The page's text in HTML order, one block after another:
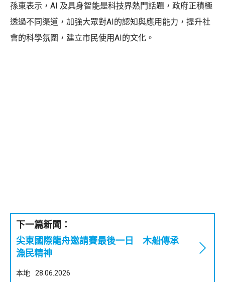
孫東表示，AI 及具身智能是科技界熱門話題，政府正積極
透過不同渠道，加強大眾對AI的認知與應用能力，提升社
會的科學氛圍，建立市民使用AI的文化。
下一篇新聞：
尖東國際龍舟邀請賽最後一日 木船傳承
漁民精神
本地 28.06.2026